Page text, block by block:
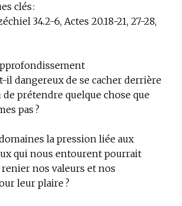
clés :
34.2-6, Actes 20.18-21, 27-28,
il dangereux de se cacher derrière
de prétendre quelque chose que
pas ?
la pression liée aux
qui nous entourent pourrait
nos valeurs et nos
leur plaire ?